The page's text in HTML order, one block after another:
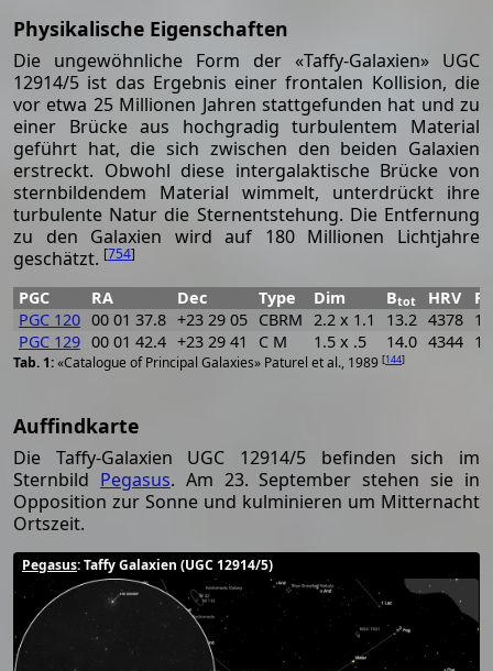
Physikalische Eigenschaften
Die ungewöhnliche Form der «Taffy-Galaxien» UGC
12914/5 ist das Ergebnis einer frontalen Kollision, die
vor etwa 25 Millionen Jahren stattgefunden hat und zu
einer Brücke aus hochgradig turbulentem Material
geführt hat, die sich zwischen den beiden Galaxien
erstreckt. Obwohl diese intergalaktische Brücke von
sternbildendem Material wimmelt, unterdrückt ihre
turbulente Natur die Sternentstehung. Die Entfernung
zu den Galaxien wird auf 180 Millionen Lichtjahre
geschätzt. [754]
«Catalogue of Principal Galaxies» Paturel et al., 1989 [144]
PGC RA Dec Type Dim Btot HRV
PA
PGC 120 00 01 37.8 +23 29 05 CBRM 2.2 x 1.1 13.2 4378
PGC 129 00 01 42.4 +23 29 41 C M 1.5 x .5 14.0 4344
Auffindkarte
Die Taffy-Galaxien UGC 12914/5 befinden sich im
Sternbild Pegasus. Am 23. September stehen sie in
Opposition zur Sonne und kulminieren um Mitternacht
Ortszeit.
Pegasus: Taffy Galaxien (UGC 12914/5)